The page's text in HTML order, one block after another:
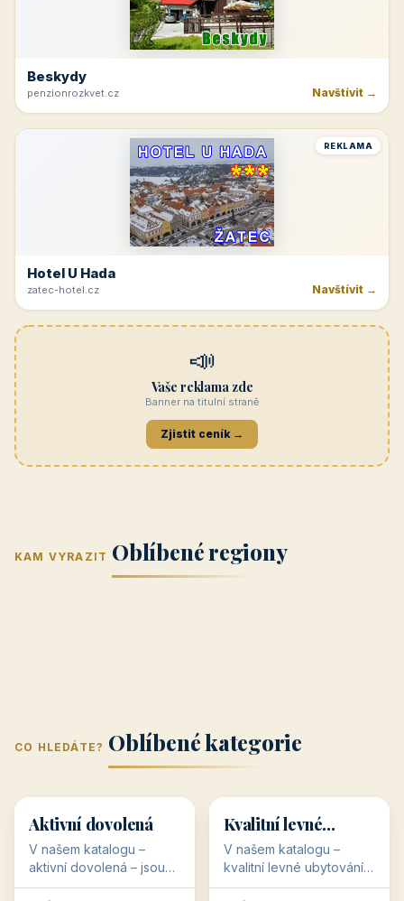
Beskydy
penzionrozkvet.cz Navštívit →
REKLAMA
Hotel U Hada
zatec-hotel.cz Navštívit →
📣
Vaše reklama zde
Banner na titulní straně
Zjistit ceník →
KAM VYRAZIT Oblíbené regiony
(Jihomoravský
kraj)
kraj)
Zlínský kraj Žilinský
Karlovarský
Střední Čechy
(Středočeský
CO HLEDÁTE? Oblíbené kategorie
🥾 36 objektů
Aktivní dovolená
V našem katalogu –
aktivní dovolená – jsou
pro Vás připraveny
💰
💰
34 objektů
Kvalitní levné
ubytování
V našem katalogu –
kvalitní levné ubytování –
jsou pro Vás připraveny